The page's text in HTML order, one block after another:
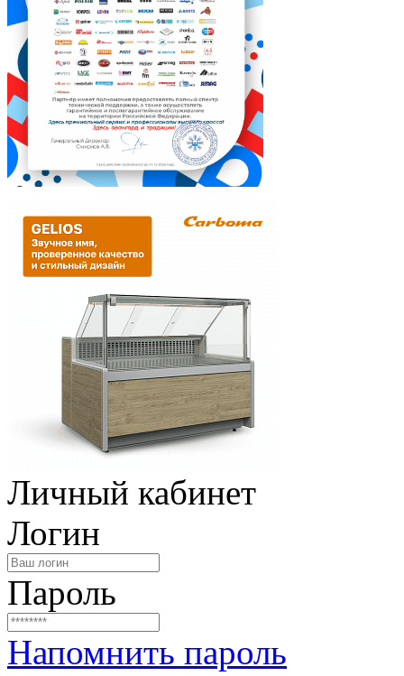
Личный кабинет
Логин
Пароль
Напомнить пароль